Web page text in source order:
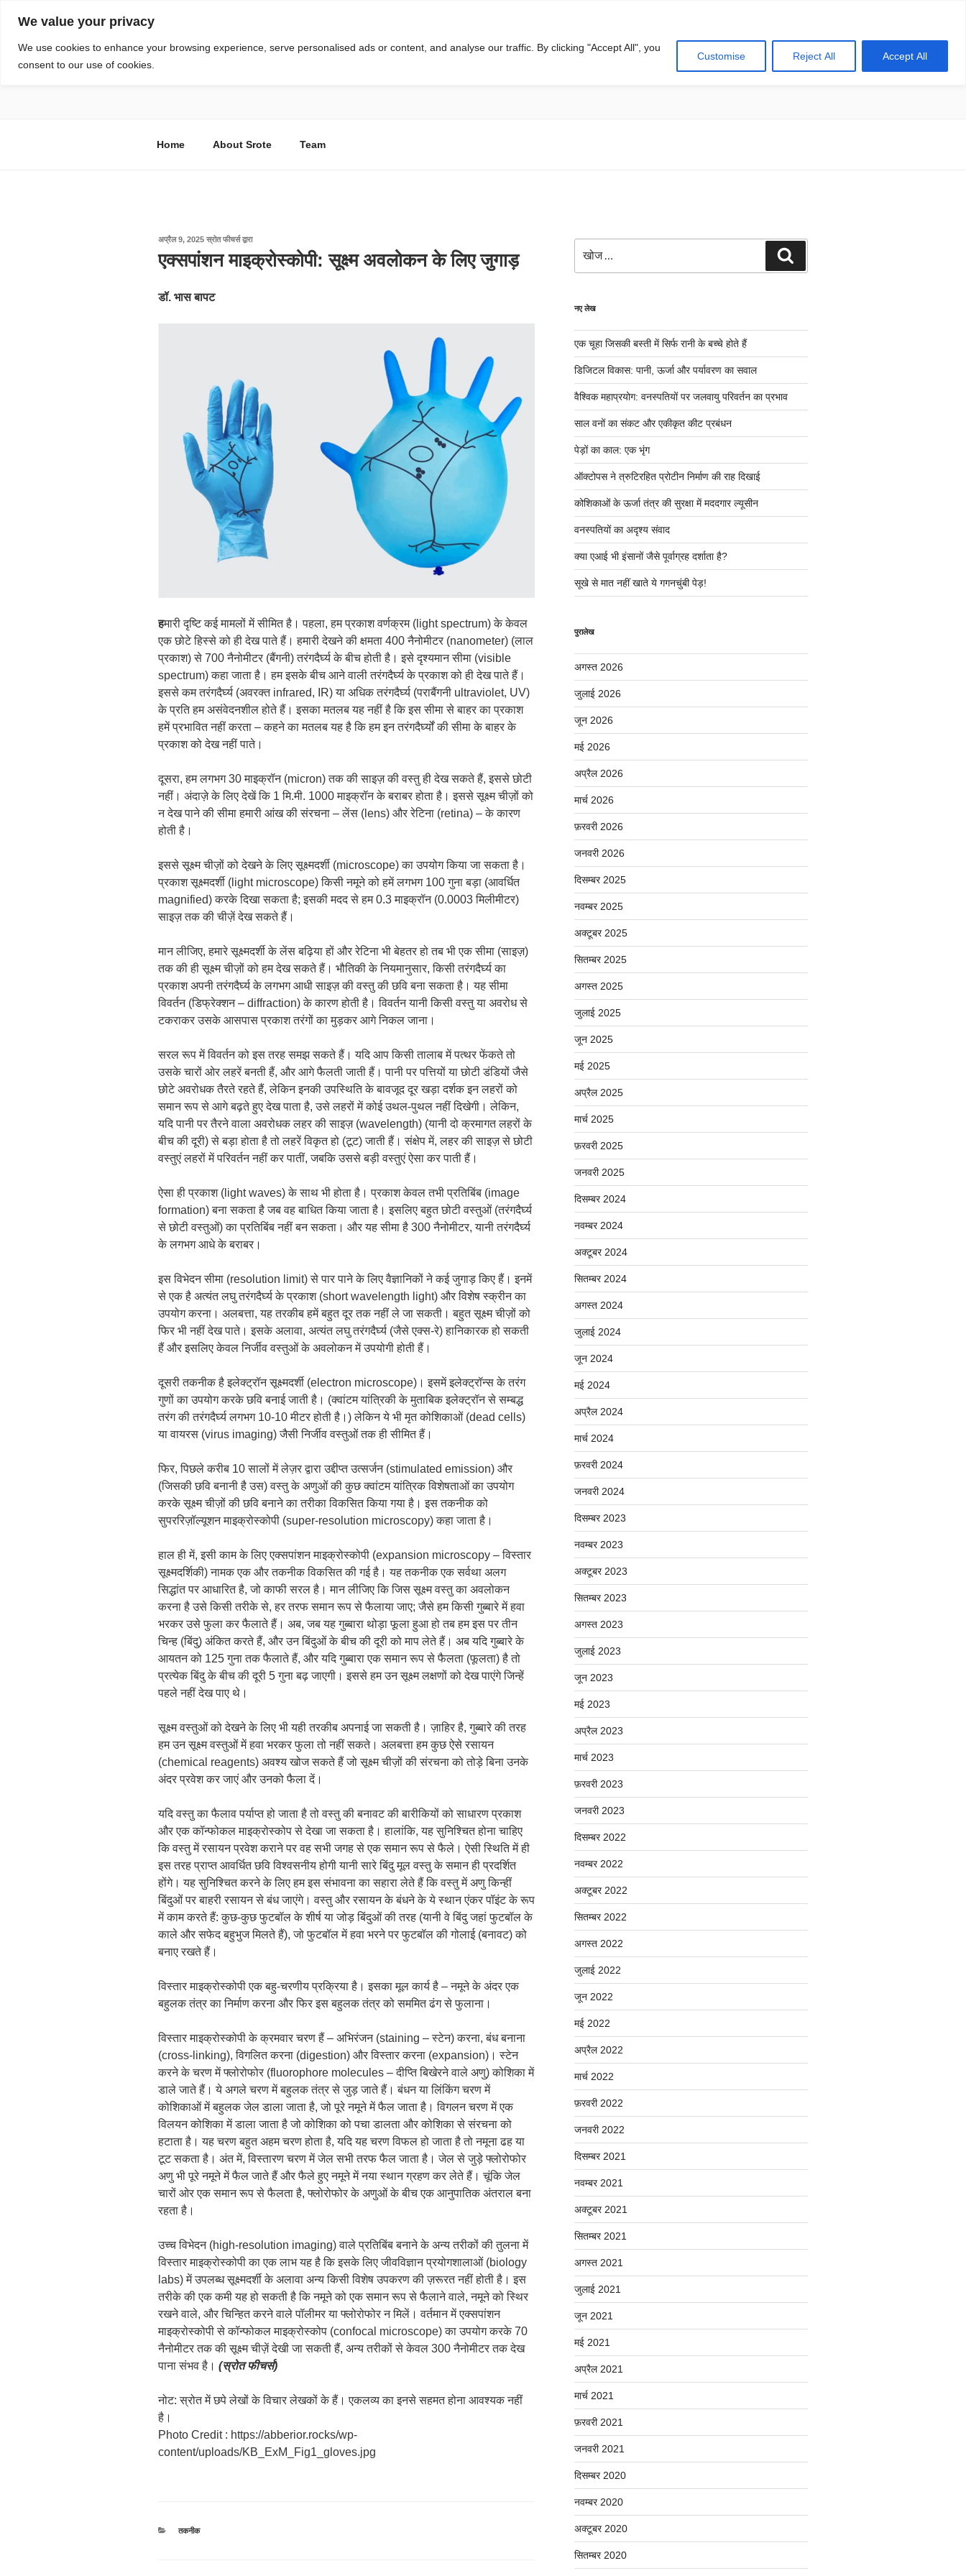
We value your privacy
We use cookies to enhance your browsing experience, serve personalised ads or content, and analyse our traffic. By clicking "Accept All", you
consent to our use of cookies.
Customise Reject All Accept All
स्रोत
Home About Srote Team
अप्रैल 9, 2025 पर
किया
स्रोत फीचर्सद्वारा
एक्सपांशन माइक्रोस्कोपी: सूक्ष्म अवलोकन के लिए जुगाड़
डॉ. भास बापट
हमारी दृष्टि कई मामलों में सीमित है। पहला, हम प्रकाश वर्णक्रम (light spectrum) के केवल
एक छोटे हिस्से को ही देख पाते हैं। हमारी देखने की क्षमता 400 नैनोमीटर (nanometer) (लाल
प्रकाश) से 700 नैनोमीटर (बैंगनी) तरंगदैर्घ्य के बीच होती है। इसे दृश्यमान सीमा (visible
spectrum) कहा जाता है। हम इसके बीच आने वाली तरंगदैर्घ्य के प्रकाश को ही देख पाते हैं।
इससे कम तरंगदैर्घ्य (अवरक्त infrared, IR) या अधिक तरंगदैर्घ्य (पराबैंगनी ultraviolet, UV)
के प्रति हम असंवेदनशील होते हैं। इसका मतलब यह नहीं है कि इस सीमा से बाहर का प्रकाश
हमें प्रभावित नहीं करता – कहने का मतलब यह है कि हम इन तरंगदैर्घ्यों की सीमा के बाहर के
प्रकाश को देख नहीं पाते।
दूसरा, हम लगभग 30 माइक्रॉन (micron) तक की साइज़ की वस्तु ही देख सकते हैं, इससे छोटी
नहीं। अंदाज़े के लिए देखें कि 1 मि.मी. 1000 माइक्रॉन के बराबर होता है। इससे सूक्ष्म चीज़ों को
न देख पाने की सीमा हमारी आंख की संरचना – लेंस (lens) और रेटिना (retina) – के कारण
होती है।
इससे सूक्ष्म चीज़ों को देखने के लिए सूक्ष्मदर्शी (microscope) का उपयोग किया जा सकता है।
प्रकाश सूक्ष्मदर्शी (light microscope) किसी नमूने को हमें लगभग 100 गुना बड़ा (आवर्धित
magnified) करके दिखा सकता है; इसकी मदद से हम 0.3 माइक्रॉन (0.0003 मिलीमीटर)
साइज़ तक की चीज़ें देख सकते हैं।
मान लीजिए, हमारे सूक्ष्मदर्शी के लेंस बढ़िया हों और रेटिना भी बेहतर हो तब भी एक सीमा (साइज़)
तक की ही सूक्ष्म चीज़ों को हम देख सकते हैं। भौतिकी के नियमानुसार, किसी तरंगदैर्घ्य का
प्रकाश अपनी तरंगदैर्घ्य के लगभग आधी साइज़ की वस्तु की छवि बना सकता है। यह सीमा
विवर्तन (डिफ्रेक्शन – diffraction) के कारण होती है। विवर्तन यानी किसी वस्तु या अवरोध से
टकराकर उसके आसपास प्रकाश तरंगों का मुड़कर आगे निकल जाना।
सरल रूप में विवर्तन को इस तरह समझ सकते हैं। यदि आप किसी तालाब में पत्थर फेंकते तो
उसके चारों ओर लहरें बनती हैं, और आगे फैलती जाती हैं। पानी पर पत्तियों या छोटी डंडियों जैसे
छोटे अवरोधक तैरते रहते हैं, लेकिन इनकी उपस्थिति के बावजूद दूर खड़ा दर्शक इन लहरों को
समान रूप से आगे बढ़ते हुए देख पाता है, उसे लहरों में कोई उथल-पुथल नहीं दिखेगी। लेकिन,
यदि पानी पर तैरने वाला अवरोधक लहर की साइज़ (wavelength) (यानी दो क्रमागत लहरों के
बीच की दूरी) से बड़ा होता है तो लहरें विकृत हो (टूट) जाती हैं। संक्षेप में, लहर की साइज़ से छोटी
वस्तुएं लहरों में परिवर्तन नहीं कर पातीं, जबकि उससे बड़ी वस्तुएं ऐसा कर पाती हैं।
ऐसा ही प्रकाश (light waves) के साथ भी होता है। प्रकाश केवल तभी प्रतिबिंब (image
formation) बना सकता है जब वह बाधित किया जाता है। इसलिए बहुत छोटी वस्तुओं (तरंगदैर्घ्य
से छोटी वस्तुओं) का प्रतिबिंब नहीं बन सकता। और यह सीमा है 300 नैनोमीटर, यानी तरंगदैर्घ्य
के लगभग आधे के बराबर।
इस विभेदन सीमा (resolution limit) से पार पाने के लिए वैज्ञानिकों ने कई जुगाड़ किए हैं। इनमें
से एक है अत्यंत लघु तरंगदैर्घ्य के प्रकाश (short wavelength light) और विशेष स्क्रीन का
उपयोग करना। अलबत्ता, यह तरकीब हमें बहुत दूर तक नहीं ले जा सकती। बहुत सूक्ष्म चीज़ों को
फिर भी नहीं देख पाते। इसके अलावा, अत्यंत लघु तरंगदैर्घ्य (जैसे एक्स-रे) हानिकारक हो सकती
हैं और इसलिए केवल निर्जीव वस्तुओं के अवलोकन में उपयोगी होती हैं।
दूसरी तकनीक है इलेक्ट्रॉन सूक्ष्मदर्शी (electron microscope)। इसमें इलेक्ट्रॉन्स के तरंग
गुणों का उपयोग करके छवि बनाई जाती है। (क्वांटम यांत्रिकी के मुताबिक इलेक्ट्रॉन से सम्बद्ध
तरंग की तरंगदैर्घ्य लगभग 10-10 मीटर होती है।) लेकिन ये भी मृत कोशिकाओं (dead cells)
या वायरस (virus imaging) जैसी निर्जीव वस्तुओं तक ही सीमित हैं।
फिर, पिछले करीब 10 सालों में लेज़र द्वारा उद्दीप्त उत्सर्जन (stimulated emission) और
(जिसकी छवि बनानी है उस) वस्तु के अणुओं की कुछ क्वांटम यांत्रिक विशेषताओं का उपयोग
करके सूक्ष्म चीज़ों की छवि बनाने का तरीका विकसित किया गया है। इस तकनीक को
सुपररिज़ॉल्यूशन माइक्रोस्कोपी (super-resolution microscopy) कहा जाता है।
हाल ही में, इसी काम के लिए एक्सपांशन माइक्रोस्कोपी (expansion microscopy – विस्तार
सूक्ष्मदर्शिकी) नामक एक और तकनीक विकसित की गई है। यह तकनीक एक सर्वथा अलग
सिद्धांत पर आधारित है, जो काफी सरल है। मान लीजिए कि जिस सूक्ष्म वस्तु का अवलोकन
करना है उसे किसी तरीके से, हर तरफ समान रूप से फैलाया जाए; जैसे हम किसी गुब्बारे में हवा
भरकर उसे फुला कर फैलाते हैं। अब, जब यह गुब्बारा थोड़ा फूला हुआ हो तब हम इस पर तीन
चिन्ह (बिंदु) अंकित करते हैं, और उन बिंदुओं के बीच की दूरी को माप लेते हैं। अब यदि गुब्बारे के
आयतन को 125 गुना तक फैलाते हैं, और यदि गुब्बारा एक समान रूप से फैलता (फूलता) है तो
प्रत्येक बिंदु के बीच की दूरी 5 गुना बढ़ जाएगी। इससे हम उन सूक्ष्म लक्षणों को देख पाएंगे जिन्हें
पहले नहीं देख पाए थे।
सूक्ष्म वस्तुओं को देखने के लिए भी यही तरकीब अपनाई जा सकती है। ज़ाहिर है, गुब्बारे की तरह
हम उन सूक्ष्म वस्तुओं में हवा भरकर फुला तो नहीं सकते। अलबत्ता हम कुछ ऐसे रसायन
(chemical reagents) अवश्य खोज सकते हैं जो सूक्ष्म चीज़ों की संरचना को तोड़े बिना उनके
अंदर प्रवेश कर जाएं और उनको फैला दें।
यदि वस्तु का फैलाव पर्याप्त हो जाता है तो वस्तु की बनावट की बारीकियों को साधारण प्रकाश
और एक कॉन्फोकल माइक्रोस्कोप से देखा जा सकता है। हालांकि, यह सुनिश्चित होना चाहिए
कि वस्तु में रसायन प्रवेश कराने पर वह सभी जगह से एक समान रूप से फैले। ऐसी स्थिति में ही
इस तरह प्राप्त आवर्धित छवि विश्वसनीय होगी यानी सारे बिंदु मूल वस्तु के समान ही प्रदर्शित
होंगे। यह सुनिश्चित करने के लिए हम इस संभावना का सहारा लेते हैं कि वस्तु में अणु किन्हीं
बिंदुओं पर बाहरी रसायन से बंध जाएंगे। वस्तु और रसायन के बंधने के ये स्थान एंकर पॉइंट के रूप
में काम करते हैं: कुछ-कुछ फुटबॉल के शीर्ष या जोड़ बिंदुओं की तरह (यानी वे बिंदु जहां फुटबॉल के
काले और सफेद बहुभुज मिलते हैं), जो फुटबॉल में हवा भरने पर फुटबॉल की गोलाई (बनावट) को
बनाए रखते हैं।
विस्तार माइक्रोस्कोपी एक बहु-चरणीय प्रक्रिया है। इसका मूल कार्य है – नमूने के अंदर एक
बहुलक तंत्र का निर्माण करना और फिर इस बहुलक तंत्र को सममित ढंग से फुलाना।
विस्तार माइक्रोस्कोपी के क्रमवार चरण हैं – अभिरंजन (staining – स्टेन) करना, बंध बनाना
(cross-linking), विगलित करना (digestion) और विस्तार करना (expansion)। स्टेन
करने के चरण में फ्लोरोफोर (fluorophore molecules – दीप्ति बिखेरने वाले अणु) कोशिका में
डाले जाते हैं। ये अगले चरण में बहुलक तंत्र से जुड़ जाते हैं। बंधन या लिंकिंग चरण में
कोशिकाओं में बहुलक जेल डाला जाता है, जो पूरे नमूने में फैल जाता है। विगलन चरण में एक
विलयन कोशिका में डाला जाता है जो कोशिका को पचा डालता और कोशिका से संरचना को
हटाता है। यह चरण बहुत अहम चरण होता है, यदि यह चरण विफल हो जाता है तो नमूना ढह या
टूट सकता है। अंत में, विस्तारण चरण में जेल सभी तरफ फैल जाता है। जेल से जुड़े फ्लोरोफोर
अणु भी पूरे नमूने में फैल जाते हैं और फैले हुए नमूने में नया स्थान ग्रहण कर लेते हैं। चूंकि जेल
चारों ओर एक समान रूप से फैलता है, फ्लोरोफोर के अणुओं के बीच एक आनुपातिक अंतराल बना
रहता है।
उच्च विभेदन (high-resolution imaging) वाले प्रतिबिंब बनाने के अन्य तरीकों की तुलना में
विस्तार माइक्रोस्कोपी का एक लाभ यह है कि इसके लिए जीवविज्ञान प्रयोगशालाओं (biology
labs) में उपलब्ध सूक्ष्मदर्शी के अलावा अन्य किसी विशेष उपकरण की ज़रूरत नहीं होती है। इस
तरीके की एक कमी यह हो सकती है कि नमूने को एक समान रूप से फैलाने वाले, नमूने को स्थिर
रखने वाले, और चिन्हित करने वाले पॉलीमर या फ्लोरोफोर न मिलें। वर्तमान में एक्सपांशन
माइक्रोस्कोपी से कॉन्फोकल माइक्रोस्कोप (confocal microscope) का उपयोग करके 70
नैनोमीटर तक की सूक्ष्म चीज़ें देखी जा सकती हैं, अन्य तरीकों से केवल 300 नैनोमीटर तक देख
पाना संभव है। (स्रोत फीचर्स)
नोट: स्रोत में छपे लेखों के विचार लेखकों के हैं। एकलव्य का इनसे सहमत होना आवश्यक नहीं
है।
Photo Credit : https://abberior.rocks/wp-
content/uploads/KB_ExM_Fig1_gloves.jpg
श्रेणियाँ
तकनीक
नए लेख
एक चूहा जिसकी बस्ती में सिर्फ रानी के बच्चे होते हैं
डिजिटल विकास: पानी, ऊर्जा और पर्यावरण का सवाल
वैश्विक महाप्रयोग: वनस्पतियों पर जलवायु परिवर्तन का प्रभाव
साल वनों का संकट और एकीकृत कीट प्रबंधन
पेड़ों का काल: एक भृंग
ऑक्टोपस ने त्रुटिरहित प्रोटीन निर्माण की राह दिखाई
कोशिकाओं के ऊर्जा तंत्र की सुरक्षा में मददगार ल्यूसीन
वनस्पतियों का अदृश्य संवाद
क्या एआई भी इंसानों जैसे पूर्वाग्रह दर्शाता है?
सूखे से मात नहीं खाते ये गगनचुंबी पेड़!
पुरालेख
अगस्त 2026
जुलाई 2026
जून 2026
मई 2026
अप्रैल 2026
मार्च 2026
फ़रवरी 2026
जनवरी 2026
दिसम्बर 2025
नवम्बर 2025
अक्टूबर 2025
सितम्बर 2025
अगस्त 2025
जुलाई 2025
जून 2025
मई 2025
अप्रैल 2025
मार्च 2025
फ़रवरी 2025
जनवरी 2025
दिसम्बर 2024
नवम्बर 2024
अक्टूबर 2024
सितम्बर 2024
अगस्त 2024
जुलाई 2024
जून 2024
मई 2024
अप्रैल 2024
मार्च 2024
फ़रवरी 2024
जनवरी 2024
दिसम्बर 2023
नवम्बर 2023
अक्टूबर 2023
सितम्बर 2023
अगस्त 2023
जुलाई 2023
जून 2023
मई 2023
अप्रैल 2023
मार्च 2023
फ़रवरी 2023
जनवरी 2023
दिसम्बर 2022
नवम्बर 2022
अक्टूबर 2022
सितम्बर 2022
अगस्त 2022
जुलाई 2022
जून 2022
मई 2022
अप्रैल 2022
मार्च 2022
फ़रवरी 2022
जनवरी 2022
दिसम्बर 2021
नवम्बर 2021
अक्टूबर 2021
सितम्बर 2021
अगस्त 2021
जुलाई 2021
जून 2021
मई 2021
अप्रैल 2021
मार्च 2021
फ़रवरी 2021
जनवरी 2021
दिसम्बर 2020
नवम्बर 2020
अक्टूबर 2020
सितम्बर 2020